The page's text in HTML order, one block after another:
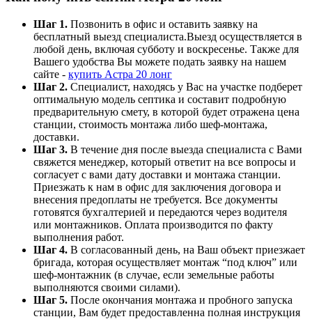
Шаг 1. Позвонить в офис и оставить заявку на
бесплатный выезд специалиста.Выезд осуществляется в
любой день, включая субботу и воскресенье. Также для
Вашего удобства Вы можете подать заявку на нашем
сайте - купить Астра 20 лонг
Шаг 2. Специалист, находясь у Вас на участке подберет
оптимальную модель септика и составит подробную
предварительную смету, в которой будет отражена цена
станции, стоимость монтажа либо шеф-монтажа,
доставки.
Шаг 3. В течение дня после выезда специалиста с Вами
свяжется менеджер, который ответит на все вопросы и
согласует с вами дату доставки и монтажа станции.
Приезжать к нам в офис для заключения договора и
внесения предоплаты не требуется. Все документы
готовятся бухгалтерией и передаются через водителя
или монтажников. Оплата производится по факту
выполнения работ.
Шаг 4. В согласованный день, на Ваш объект приезжает
бригада, которая осуществляет монтаж “под ключ” или
шеф-монтажник (в случае, если земельные работы
выполняются своими силами).
Шаг 5. После окончания монтажа и пробного запуска
станции, Вам будет предоставленна полная инструкция